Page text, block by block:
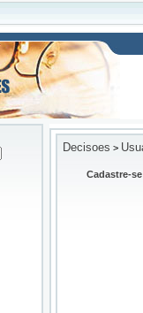
Decisoes >
Cadastre-se